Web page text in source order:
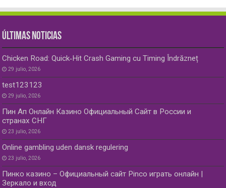
ÚLTIMAS NOTICIAS
Chicken Road: Quick‑Hit Crash Gaming cu Timing Îndrăzneț
29 julio, 2026
test123123
29 julio, 2026
Пин Ап Онлайн Казино Официальный Сайт в России и
странах СНГ
23 julio, 2026
Online gambling uden dansk regulering
23 julio, 2026
Пинко казино – Официальный сайт Pinco играть онлайн |
Зеркало и вход